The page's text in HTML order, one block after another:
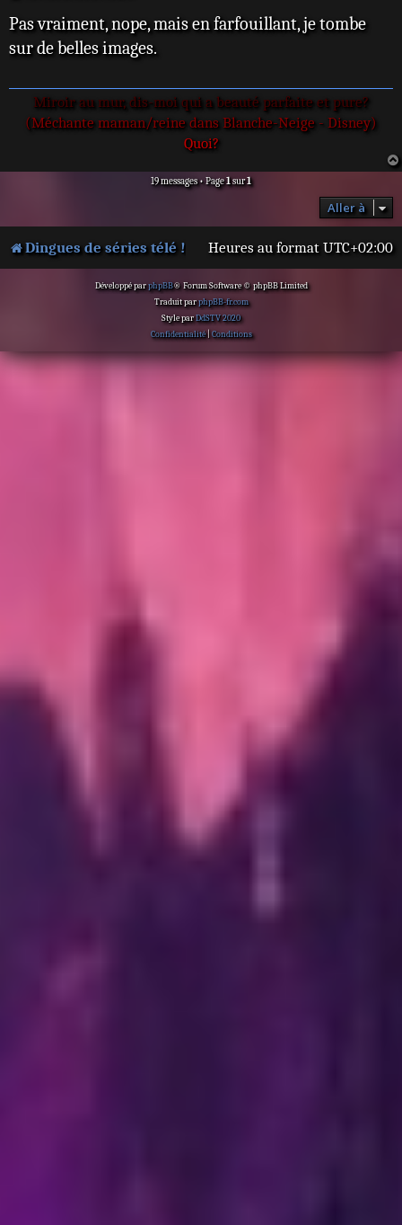
s
a
e
Pas vraiment, nope, mais en farfouillant, je tombe
sur de belles images.
Miroir au mur, dis-moi qui a beauté parfaite et pure?
(Méchante maman/reine dans Blanche-Neige - Disney)
Quoi?
19 messages • Page1sur1
Aller à
Dingues de séries télé ! Heures au format UTC+02:00
Développé parphpBB® Forum Software © phpBB Limited
Traduit parphpBB-fr.com
Style parDdSTV 2020
Confidentialité|Conditions